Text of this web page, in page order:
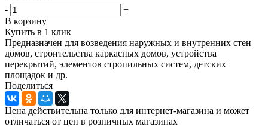
-
+
В корзину
Купить в 1 клик
Предназначен для возведения наружных и внутренних стен
домов, строительства каркасных домов, устройства
перекрытий, элементов стропильных систем, детских
площадок и др.
Поделиться
Цена действительна только для интернет-магазина и может
отличаться от цен в розничных магазинах